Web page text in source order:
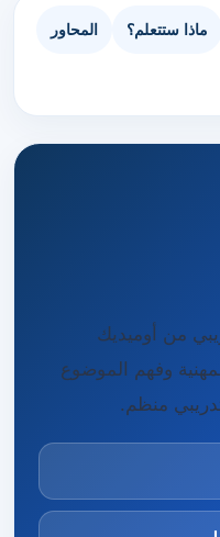
ماذا ستتعلم؟ المحاور
من أوميديك
وفهم الموضوع
منظم.